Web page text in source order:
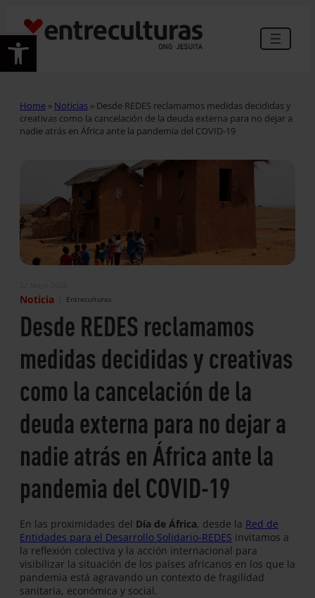
Abrir barra de herramientas
Home » Noticias » Desde REDES reclamamos medidas decididas y
creativas como la cancelación de la deuda externa para no dejar a
nadie atrás en África ante la pandemia del COVID-19
Noticia Entreculturas
Desde REDES reclamamos
medidas decididas y creativas
como la cancelación de la
deuda externa para no dejar a
nadie atrás en África ante la
pandemia del COVID-19
En las proximidades del Día de África, desde la Red de
Entidades para el Desarrollo Solidario-REDES invitamos a
la reflexión colectiva y la acción internacional para
visibilizar la situación de los países africanos en los que la
pandemia está agravando un contexto de fragilidad
sanitaria, económica y social.